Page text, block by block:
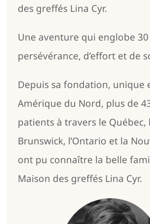
des greffés Lina Cyr.
Une aventure qui englobe
persévérance, d’effort et de
Depuis sa fondation, unique
Amérique du Nord, plus de
patients à travers le Québec,
Brunswick, l’Ontario et la
ont pu connaître la belle
Maison des greffés Lina Cyr.